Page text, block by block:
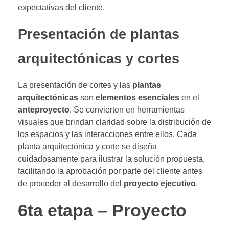
expectativas del cliente.
Presentación de plantas
arquitectónicas y cortes
La presentación de cortes y las plantas
arquitectónicas son elementos esenciales en el
anteproyecto. Se convierten en herramientas
visuales que brindan claridad sobre la distribución de
los espacios y las interacciones entre ellos. Cada
planta arquitectónica y corte se diseña
cuidadosamente para ilustrar la solución propuesta,
facilitando la aprobación por parte del cliente antes
de proceder al desarrollo del proyecto ejecutivo.
6ta etapa – Proyecto